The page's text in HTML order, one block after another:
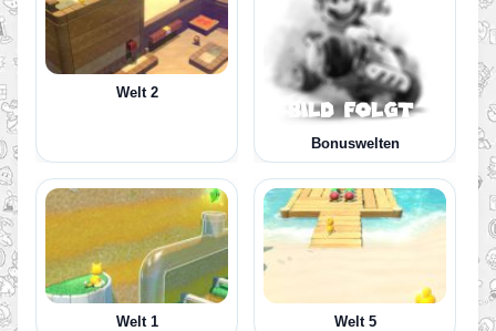
Welt 2
Bonuswelten
Welt 1 Welt 5